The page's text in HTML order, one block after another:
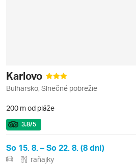
Karlovo
Bulharsko, Slnečné pobrežie
200 m od pláže
3.8/5
So 15. 8. – So 22. 8. (8 dní)
raňajky